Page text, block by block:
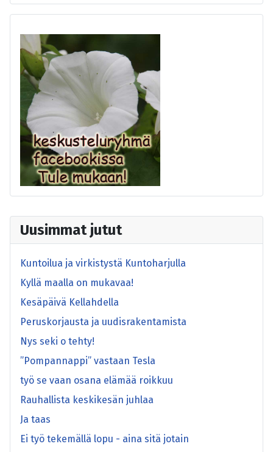
Uusimmat jutut
Kuntoilua ja virkistystä Kuntoharjulla
Kyllä maalla on mukavaa!
Kesäpäivä Kellahdella
Peruskorjausta ja uudisrakentamista
Nys seki o tehty!
”Pompannappi” vastaan Tesla
työ se vaan osana elämää roikkuu
Rauhallista keskikesän juhlaa
Ja taas
Ei työ tekemällä lopu - aina sitä jotain